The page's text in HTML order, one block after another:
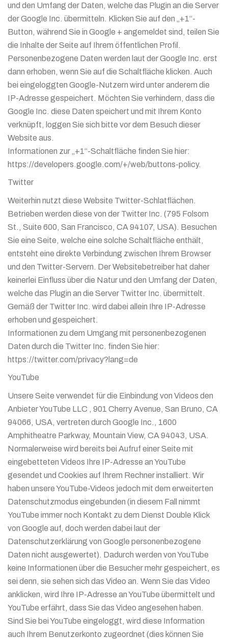
und den Umfang der Daten, welche das Plugin an die Server
der Google Inc. übermitteln. Klicken Sie auf den „+1“-
Button, während Sie in Google + angemeldet sind, teilen Sie
die Inhalte der Seite auf Ihrem öffentlichen Profil.
Personenbezogene Daten werden laut der Google Inc. erst
dann erhoben, wenn Sie auf die Schaltfläche klicken. Auch
bei eingeloggten Google-Nutzern wird unter anderem die
IP-Adresse gespeichert. Möchten Sie verhindern, dass die
Google Inc. diese Daten speichert und mit Ihrem Konto
verknüpft, loggen Sie sich bitte vor dem Besuch dieser
Website aus.
Informationen zur „+1“-Schaltfläche finden Sie hier:
https://developers.google.com/+/web/buttons-policy.
Twitter
Weiterhin nutzt diese Website Twitter-Schlatflächen.
Betrieben werden diese von der Twitter Inc. (795 Folsom
St., Suite 600, San Francisco, CA 94107, USA). Besuchen
Sie eine Seite, welche eine solche Schaltfläche enthält,
entsteht eine direkte Verbindung zwischen Ihrem Browser
und den Twitter-Servern. Der Websitebetreiber hat daher
keinerlei Einfluss über die Natur und den Umfang der Daten,
welche das Plugin an die Server Twitter Inc. übermittelt.
Gemäß der Twitter Inc. wird dabei allein Ihre IP-Adresse
erhoben und gespeichert.
Informationen zu dem Umgang mit personenbezogenen
Daten durch die Twitter Inc. finden Sie hier:
https://twitter.com/privacy?lang=de
YouTube
Unsere Seite verwendet für die Einbindung von Videos den
Anbieter YouTube LLC , 901 Cherry Avenue, San Bruno, CA
94066, USA, vertreten durch Google Inc., 1600
Amphitheatre Parkway, Mountain View, CA 94043, USA.
Normalerweise wird bereits bei Aufruf einer Seite mit
eingebetteten Videos Ihre IP-Adresse an YouTube
gesendet und Cookies auf Ihrem Rechner installiert. Wir
haben unsere YouTube-Videos jedoch mit dem erweiterten
Datenschutzmodus eingebunden (in diesem Fall nimmt
YouTube immer noch Kontakt zu dem Dienst Double Klick
von Google auf, doch werden dabei laut der
Datenschutzerklärung von Google personenbezogene
Daten nicht ausgewertet). Dadurch werden von YouTube
keine Informationen über die Besucher mehr gespeichert, es
sei denn, sie sehen sich das Video an. Wenn Sie das Video
anklicken, wird Ihre IP-Adresse an YouTube übermittelt und
YouTube erfährt, dass Sie das Video angesehen haben.
Sind Sie bei YouTube eingeloggt, wird diese Information
auch Ihrem Benutzerkonto zugeordnet (dies können Sie